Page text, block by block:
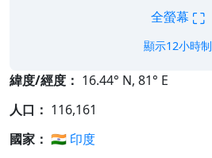
全螢幕 ⛶
顯示12小時制
緯度/經度： 16.44° N, 81° E
人口： 116,161
國家： 🇮🇳 印度